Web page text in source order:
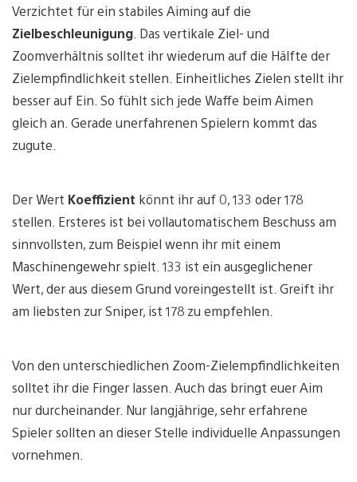
Verzichtet für ein stabiles Aiming auf die
Zielbeschleunigung . Das vertikale Ziel- und
Zoomverhältnis solltet ihr wiederum auf die Hälfte der
Zielempfindlichkeit stellen. Einheitliches Zielen stellt ihr
besser auf Ein. So fühlt sich jede Waffe beim Aimen
gleich an. Gerade unerfahrenen Spielern kommt das
zugute.
Der Wert Koeffizient könnt ihr auf 0, 133 oder 178
stellen. Ersteres ist bei vollautomatischem Beschuss am
sinnvollsten, zum Beispiel wenn ihr mit einem
Maschinengewehr spielt. 133 ist ein ausgeglichener
Wert, der aus diesem Grund voreingestellt ist. Greift ihr
am liebsten zur Sniper, ist 178 zu empfehlen.
Von den unterschiedlichen Zoom-Zielempfindlichkeiten
solltet ihr die Finger lassen. Auch das bringt euer Aim
nur durcheinander. Nur langjährige, sehr erfahrene
Spieler sollten an dieser Stelle individuelle Anpassungen
vornehmen.